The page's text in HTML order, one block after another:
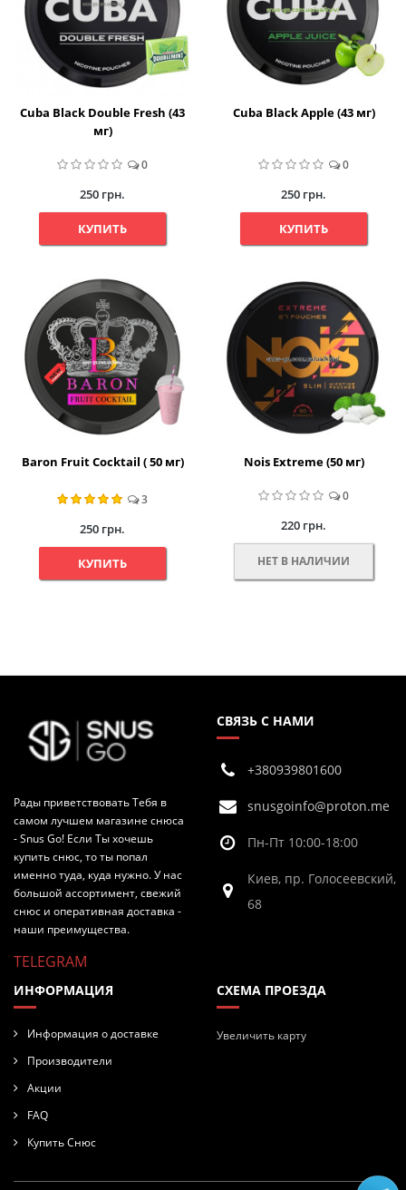
Cuba Black Double Fresh (43
мг)
0
250 грн.
КУПИТЬ
Cuba Black Apple (43 мг)
0
250 грн.
КУПИТЬ
Baron Fruit Cocktail ( 50 мг)
3
250 грн.
КУПИТЬ
Nois Extreme (50 мг)
0
220 грн.
НЕТ В НАЛИЧИИ
Рады приветствовать Тебя в
самом лучшем магазине снюса
- Snus Go! Если Ты хочешь
купить снюс, то ты попал
именно туда, куда нужно. У нас
большой ассортимент, свежий
снюс и оперативная доставка -
наши преимущества.
TELEGRAM
СВЯЗЬ С НАМИ
+380939801600
snusgoinfo@proton.me
Пн-Пт 10:00-18:00
Киев, пр. Голосеевский,
68
ИНФОРМАЦИЯ
Информация о доставке
Производители
Акции
FAQ
Купить Снюс
СХЕМА ПРОЕЗДА
Увеличить карту